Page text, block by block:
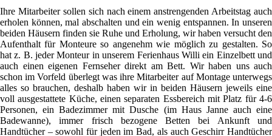
Ihre Mitarbeiter sollen sich nach einem anstrengenden Arbeitstag auch
erholen können, mal abschalten und ein wenig entspannen. In unseren
beiden Häusern finden sie Ruhe und Erholung, wir haben versucht den
Aufenthalt für Monteure so angenehm wie möglich zu gestalten. So
hat z. B. jeder Monteur in unserem Ferienhaus Willi ein Einzelbett und
auch einen eigenen Fernseher direkt am Bett. Wir haben uns auch
schon im Vorfeld überlegt was ihre Mitarbeiter auf Montage unterwegs
alles so brauchen, deshalb haben wir in beiden Häusern jeweils eine
voll ausgestattete Küche, einen separaten Essbereich mit Platz für 4-6
Personen, ein Badezimmer mit Dusche (im Haus Janne auch eine
Badewanne), immer frisch bezogene Betten bei Ankunft und
Handtücher – sowohl für jeden im Bad, als auch Geschirr Handtücher